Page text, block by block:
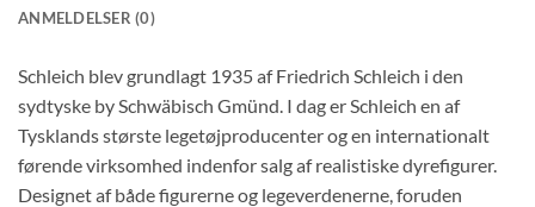
ANMELDELSER (0)
Schleich blev grundlagt 1935 af Friedrich Schleich i den
sydtyske by Schwäbisch Gmünd. I dag er Schleich en af
Tysklands største legetøjproducenter og en internationalt
førende virksomhed indenfor salg af realistiske dyrefigurer.
Designet af både figurerne og legeverdenerne, foruden